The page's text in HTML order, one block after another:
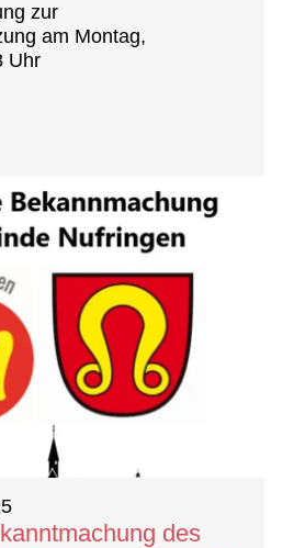
zur
am Montag,
Uhr
des